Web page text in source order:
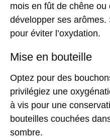
mois en fût de chêne
développer ses
pour éviter l’oxydation.
Mise en bouteille
Optez pour des
privilégiez une
à vis pour une
bouteilles couchées
sombre.